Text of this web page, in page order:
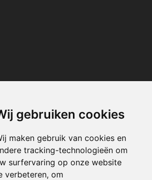
gebruiken cookies
maken gebruik van cookies en
tracking-technologieën om
surfervaring op onze website
verbeteren, om
media